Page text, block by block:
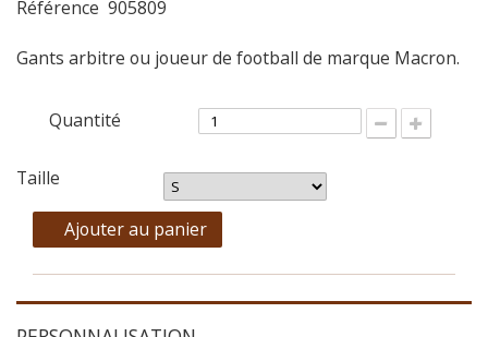
Référence 905809
Gants arbitre ou joueur de football de marque Macron.
Quantité
Taille
Ajouter au panier